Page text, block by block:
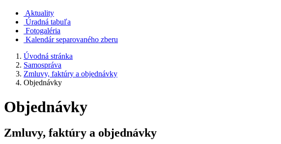
Aktuality
Úradná tabuľa
Fotogaléria
Kalendár separovaného zberu
Úvodná stránka
Samospráva
Zmluvy, faktúry a objednávky
Objednávky
Objednávky
Zmluvy, faktúry a objednávky